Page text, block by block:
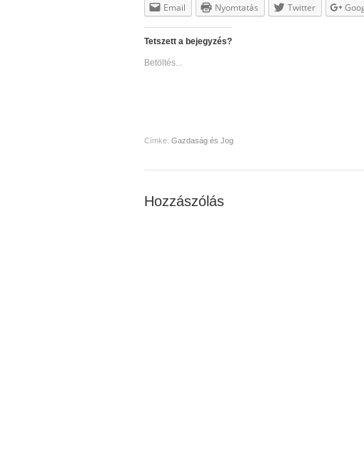
Email Nyomtatás Twitter
Tetszett a bejegyzés?
Betöltés...
Címke: Gazdaság és Jog
Hozzászólás